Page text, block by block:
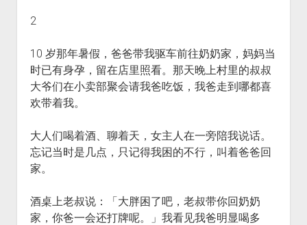
2
10 岁那年暑假，爸爸带我驱车前往奶奶家，妈妈当
时已有身孕，留在店里照看。那天晚上村里的叔叔
大爷们在小卖部聚会请我爸吃饭，我爸走到哪都喜
欢带着我。
大人们喝着酒、聊着天，女主人在一旁陪我说话。
忘记当时是几点，只记得我困的不行，叫着爸爸回
家。
酒桌上老叔说：「大胖困了吧，老叔带你回奶奶
家，你爸一会还打牌呢。」我看见我爸明显喝多